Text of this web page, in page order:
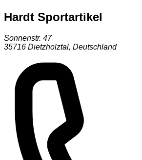
Hardt Sportartikel
Sonnenstr. 47
35716 Dietzholztal, Deutschland